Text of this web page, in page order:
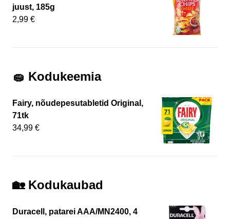
juust, 185g
2,99 €
🧽 Kodukeemia
Fairy, nõudepesutabletid Original,
71tk
34,99 €
🏡 Kodukaubad
Duracell, patarei AAA/MN2400, 4